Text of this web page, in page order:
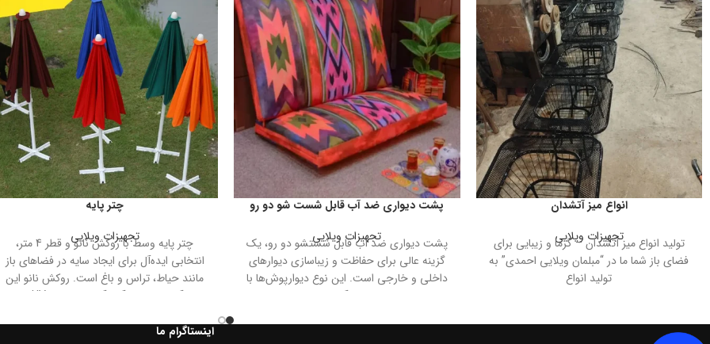
انواع میز آتشدان
تجهیزات ویلایی
تولید انواع میز آتشدان – گرما و زیبایی برای
فضای باز شما ما در “مبلمان ویلایی احمدی” به
تولید انواع
پشت دیواری ضد آب قابل شست شو دو رو
تجهیزات ویلایی
پشت دیواری ضد آب قابل شستشو دو رو، یک
گزینه عالی برای حفاظت و زیباسازی دیوارهای
داخلی و خارجی است. این نوع دیوارپوش‌ها با
داشتن قابلیت ضد آب، برای استفاده در
چتر پایه
تجهیزات ویلایی
چتر پایه وسط با روکش نانو و قطر 4 متر،
انتخابی ایده‌آل برای ایجاد سایه در فضاهای باز
مانند حیاط، تراس و باغ است. روکش نانو این
چتر، آن را در برابر آب، آفتاب و اشعه UV مقاوم
مختلف به خوبی عمل کند و محافظت مناسبی
اینستاگرام ما